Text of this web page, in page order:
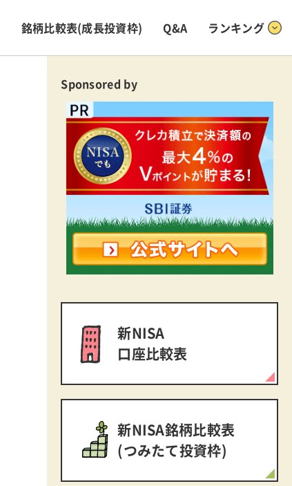
銘柄比較表(成長投資枠) Q&A ランキング
Sponsored by
新NISA
口座比較表
新NISA銘柄比較表
(つみたて投資枠)